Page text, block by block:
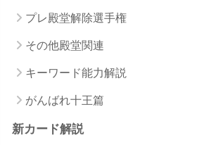
プレ殿堂解除選手権
その他殿堂関連
キーワード能力解説
がんばれ十王篇
新カード解説